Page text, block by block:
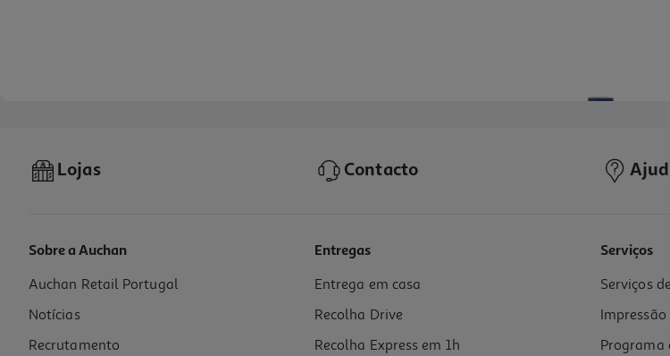
Água De Nascente Auchan 0.33l
0.52 €/Lt
0,17 €
Lojas Contacto
Sobre a Auchan
Auchan Retail Portugal
Notícias
Recrutamento
Entregas
Entrega em casa
Recolha Drive
Recolha Express em 1h
Serviços
Serviços
Programa